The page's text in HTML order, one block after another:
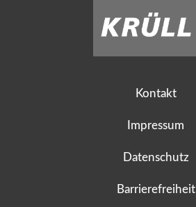
Kontakt
Impressum
Datenschutz
Barrierefreiheit